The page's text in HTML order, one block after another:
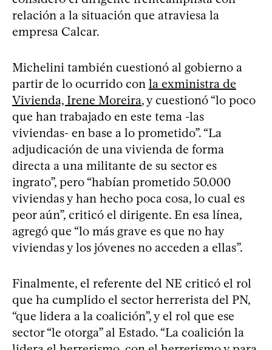
relación a la situación que atraviesa la
empresa Calcar.
Michelini también cuestionó al gobierno a
partir de lo ocurrido con la exministra de
Vivienda, Irene Moreira, y cuestionó “lo poco
que han trabajado en este tema -las
viviendas- en base a lo prometido”. “La
adjudicación de una vivienda de forma
directa a una militante de su sector es
ingrato”, pero “habían prometido 50.000
viviendas y han hecho poca cosa, lo cual es
peor aún”, criticó el dirigente. En esa línea,
agregó que “lo más grave es que no hay
viviendas y los jóvenes no acceden a ellas”.
Finalmente, el referente del NE criticó el rol
que ha cumplido el sector herrerista del PN,
“que lidera a la coalición”, y el rol que ese
sector “le otorga” al Estado. “La coalición la